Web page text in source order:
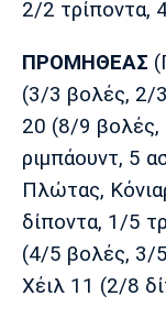
2/2 τρίποντα,
ΠΡΟΜΗΘΕΑΣ
(3/3 βολές, 2/
20 (8/9 βολές,
ριμπάουντ, 5
Πλώτας,
δίποντα, 1/5
(4/5 βολές, 3/5
Χέιλ 11 (2/8